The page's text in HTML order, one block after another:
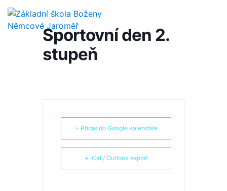
Sportovní den 2.
stupeň
+ Přidat do Google kalendáře
+ iCal / Outlook export